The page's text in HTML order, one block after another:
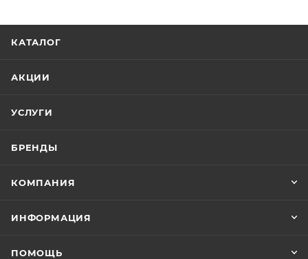
КАТАЛОГ
АКЦИИ
УСЛУГИ
БРЕНДЫ
КОМПАНИЯ
ИНФОРМАЦИЯ
ПОМОЩЬ